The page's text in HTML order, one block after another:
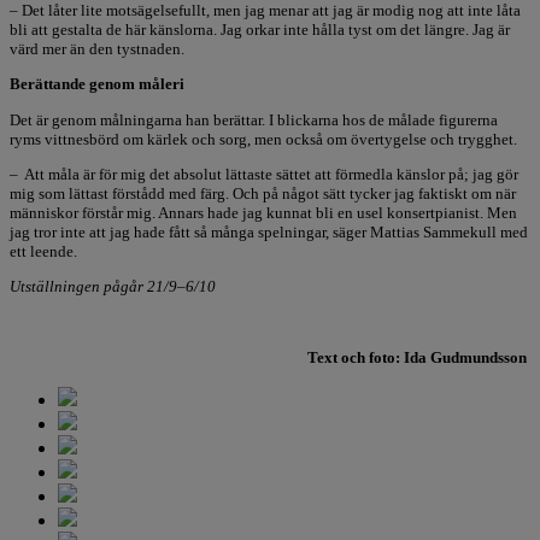
– Det låter lite motsägelsefullt, men jag menar att jag är modig nog att inte låta
bli att gestalta de här känslorna. Jag orkar inte hålla tyst om det längre. Jag är
värd mer än den tystnaden.
Berättande genom måleri
Det är genom målningarna han berättar. I blickarna hos de målade figurerna
ryms vittnesbörd om kärlek och sorg, men också om övertygelse och trygghet.
– Att måla är för mig det absolut lättaste sättet att förmedla känslor på; jag gör
mig som lättast förstådd med färg. Och på något sätt tycker jag faktiskt om när
människor förstår mig. Annars hade jag kunnat bli en usel konsertpianist. Men
jag tror inte att jag hade fått så många spelningar, säger Mattias Sammekull med
ett leende.
Utställningen pågår 21/9–6/10
Text och foto: Ida Gudmundsson